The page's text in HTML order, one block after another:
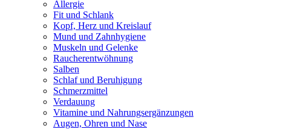
Allergie
Fit und Schlank
Kopf, Herz und Kreislauf
Mund und Zahnhygiene
Muskeln und Gelenke
Raucherentwöhnung
Salben
Schlaf und Beruhigung
Schmerzmittel
Verdauung
Vitamine und Nahrungsergänzungen
Augen, Ohren und Nase